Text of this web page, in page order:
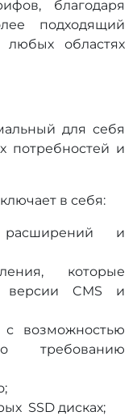
благодаря
подходящий
областях
для себя
потребностей и
в себя:
расширений и
которые
версии CMS и
с возможностью
требованию
SSD дисках;